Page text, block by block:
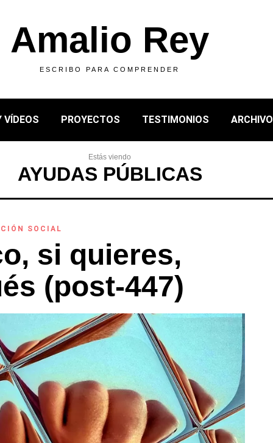
Amalio Rey
ESCRIBO PARA COMPRENDER
VÍDEOS PROYECTOS TESTIMONIOS ARCHIVO
Estás viendo
AYUDAS PÚBLICAS
SOCIAL
si quieres,
(post-447)